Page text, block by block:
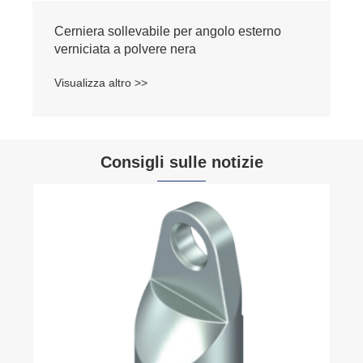
Consigli sulle notizie
In che modo una serratura con controllo ad
asta migliora la sicurezza e l'efficienza delle